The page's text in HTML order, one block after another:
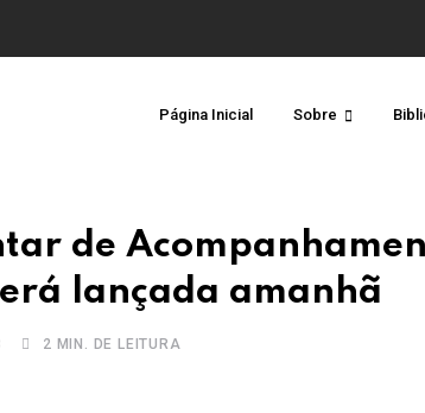
Página Inicial Sobre
de
lançada amanhã
2 MIN. DE LEITURA